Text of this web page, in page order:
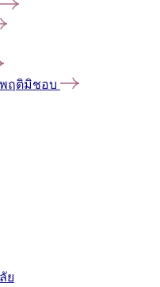
พฤติมิชอบ
ย